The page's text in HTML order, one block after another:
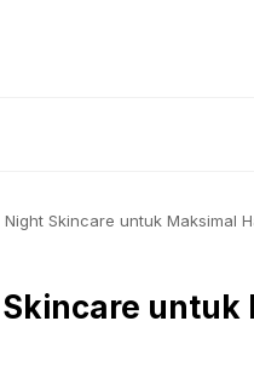
Night Skincare untuk Maksimal
untuk